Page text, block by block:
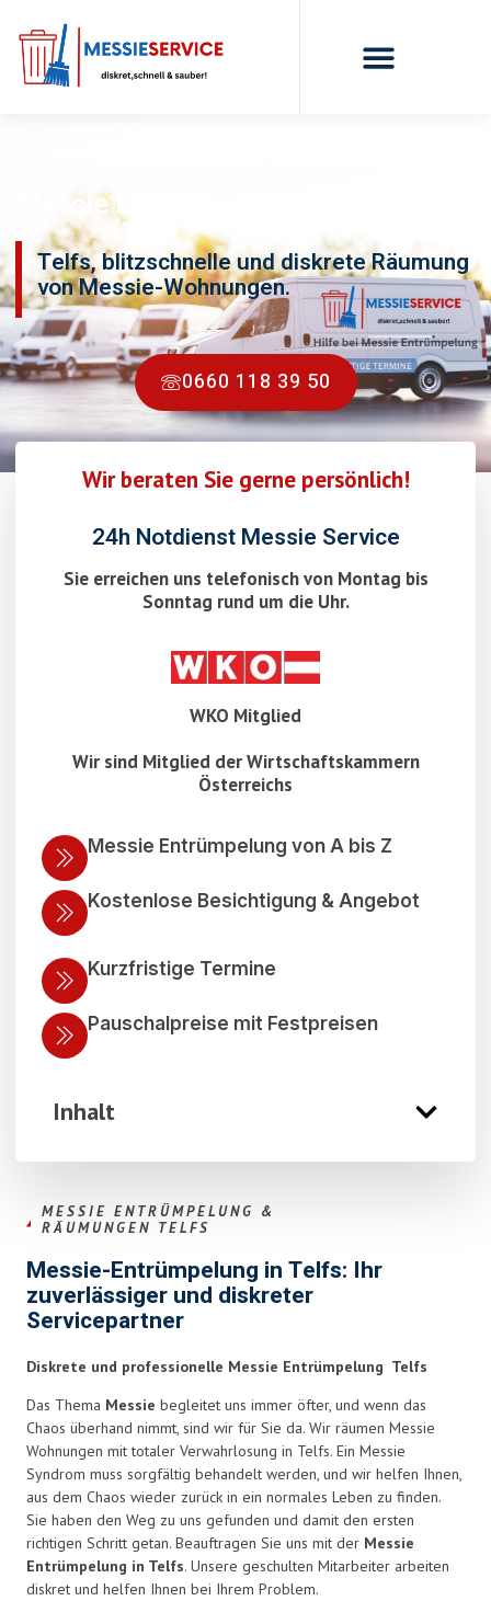
Messie Entrümpelung Telfs
Telfs, blitzschnelle und diskrete Räumung
von Messie-Wohnungen.
0660 118 39 50
Wir beraten Sie gerne persönlich!
24h Notdienst Messie Service
Sie erreichen uns telefonisch von Montag bis
Sonntag rund um die Uhr.
WKO Mitglied
Wir sind Mitglied der Wirtschaftskammern
Österreichs
Messie Entrümpelung von A bis Z
Kostenlose Besichtigung & Angebot
Kurzfristige Termine
Pauschalpreise mit Festpreisen
Inhalt
MESSIE ENTRÜMPELUNG &
RÄUMUNGEN TELFS
Messie-Entrümpelung in Telfs: Ihr
zuverlässiger und diskreter
Servicepartner
Diskrete und professionelle Messie Entrümpelung Telfs
Das Thema Messie begleitet uns immer öfter, und wenn das
Chaos überhand nimmt, sind wir für Sie da. Wir räumen Messie
Wohnungen mit totaler Verwahrlosung in Telfs. Ein Messie
Syndrom muss sorgfältig behandelt werden, und wir helfen Ihnen,
aus dem Chaos wieder zurück in ein normales Leben zu finden.
Sie haben den Weg zu uns gefunden und damit den ersten
richtigen Schritt getan. Beauftragen Sie uns mit der Messie
Entrümpelung in Telfs. Unsere geschulten Mitarbeiter arbeiten
diskret und helfen Ihnen bei Ihrem Problem.